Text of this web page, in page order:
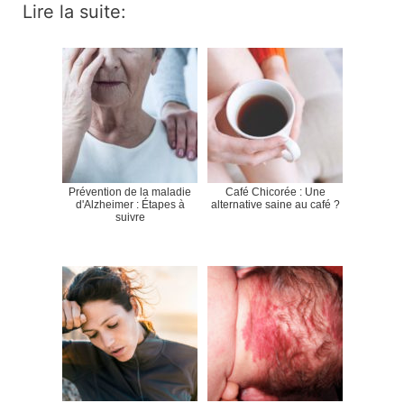
Lire la suite:
Prévention de la maladie
d'Alzheimer : Étapes à
suivre
Café Chicorée : Une
alternative saine au café ?